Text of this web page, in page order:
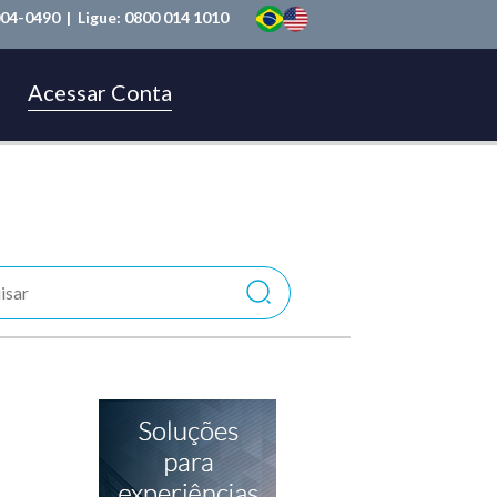
0490 | Ligue: 0800 014 1010
Acessar Conta